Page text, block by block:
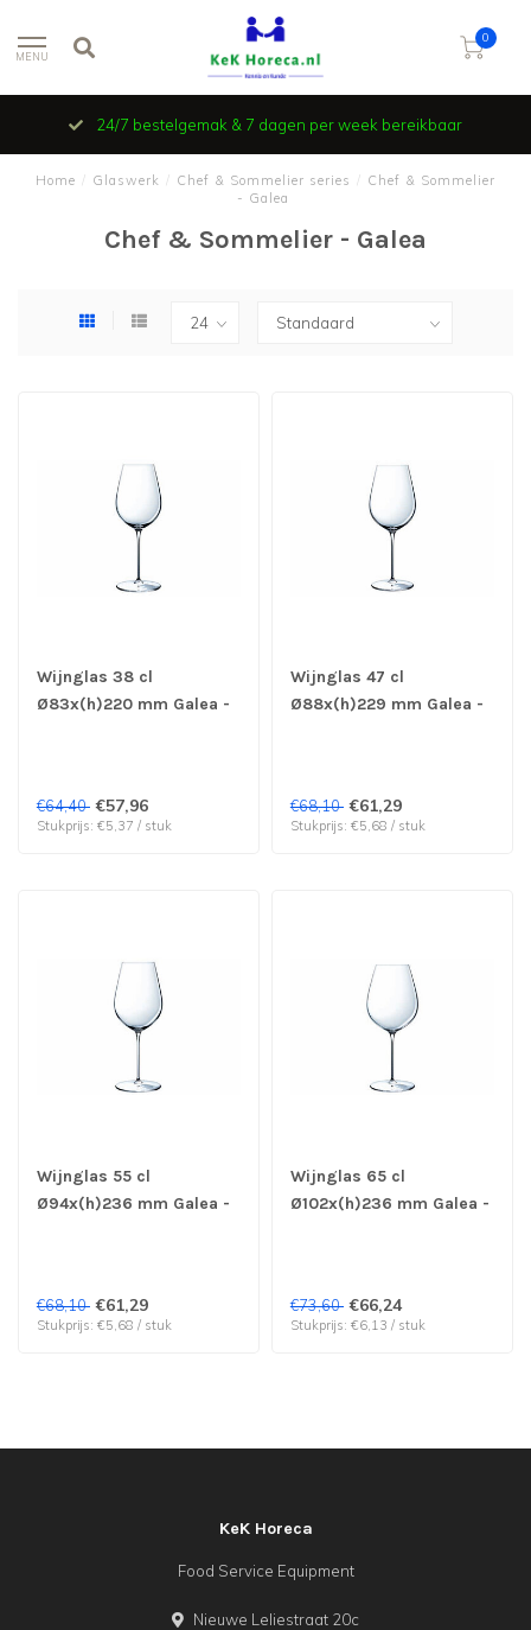
MENU
0
24/7 bestelgemak & 7 dagen per week bereikbaar
Home Glaswerk Chef & Sommelier series
Chef & Sommelier
- Galea
Chef & Sommelier - Galea
Wijnglas 38 cl
Ø83x(h)220 mm Galea -
€64,40 €57,96
Stukprijs: €5,37 / stuk
Wijnglas 47 cl
Ø88x(h)229 mm Galea -
€68,10 €61,29
Stukprijs: €5,68 / stuk
Wijnglas 55 cl
Ø94x(h)236 mm Galea -
€68,10 €61,29
Stukprijs: €5,68 / stuk
Wijnglas 65 cl
Ø102x(h)236 mm Galea -
€73,60 €66,24
Stukprijs: €6,13 / stuk
KeK Horeca
Food Service Equipment
Nieuwe Leliestraat 20c